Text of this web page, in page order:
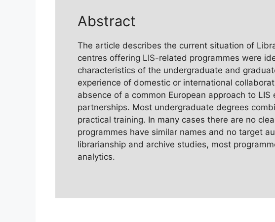
Abstract
The article describes the current situation of
centres offering LIS-related programmes were
characteristics of the undergraduate and
experience of domestic or international
absence of a common European approach to
partnerships. Most undergraduate degrees
practical training. In many cases there are no
programmes have similar names and no target
librarianship and archive studies, most
analytics.